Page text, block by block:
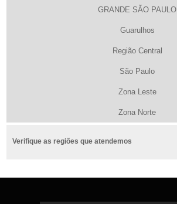
GRANDE SÃO PAULO
Guarulhos
Região Central
São Paulo
Zona Leste
Zona Norte
Verifique as regiões que atendemos